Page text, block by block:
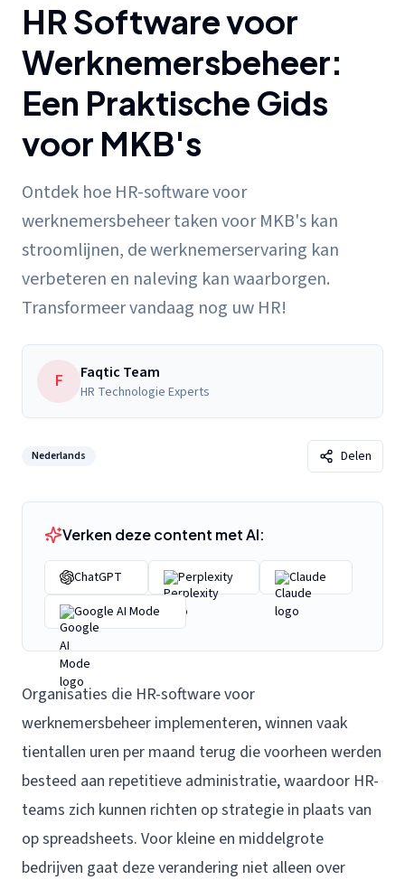
HR Software voor
Werknemersbeheer:
Een Praktische Gids
voor MKB's
Ontdek hoe HR-software voor
werknemersbeheer taken voor MKB's kan
stroomlijnen, de werknemerservaring kan
verbeteren en naleving kan waarborgen.
Transformeer vandaag nog uw HR!
F Faqtic Team
HR Technologie Experts
Nederlands Delen
Verken deze content met AI:
ChatGPT Perplexity
Claude
Google AI Mode
Organisaties die HR-software voor
werknemersbeheer implementeren, winnen vaak
tientallen uren per maand terug die voorheen werden
besteed aan repetitieve administratie, waardoor HR-
teams zich kunnen richten op strategie in plaats van
op spreadsheets. Voor kleine en middelgrote
bedrijven gaat deze verandering niet alleen over